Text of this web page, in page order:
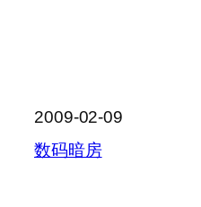
2009-02-09
数码暗房